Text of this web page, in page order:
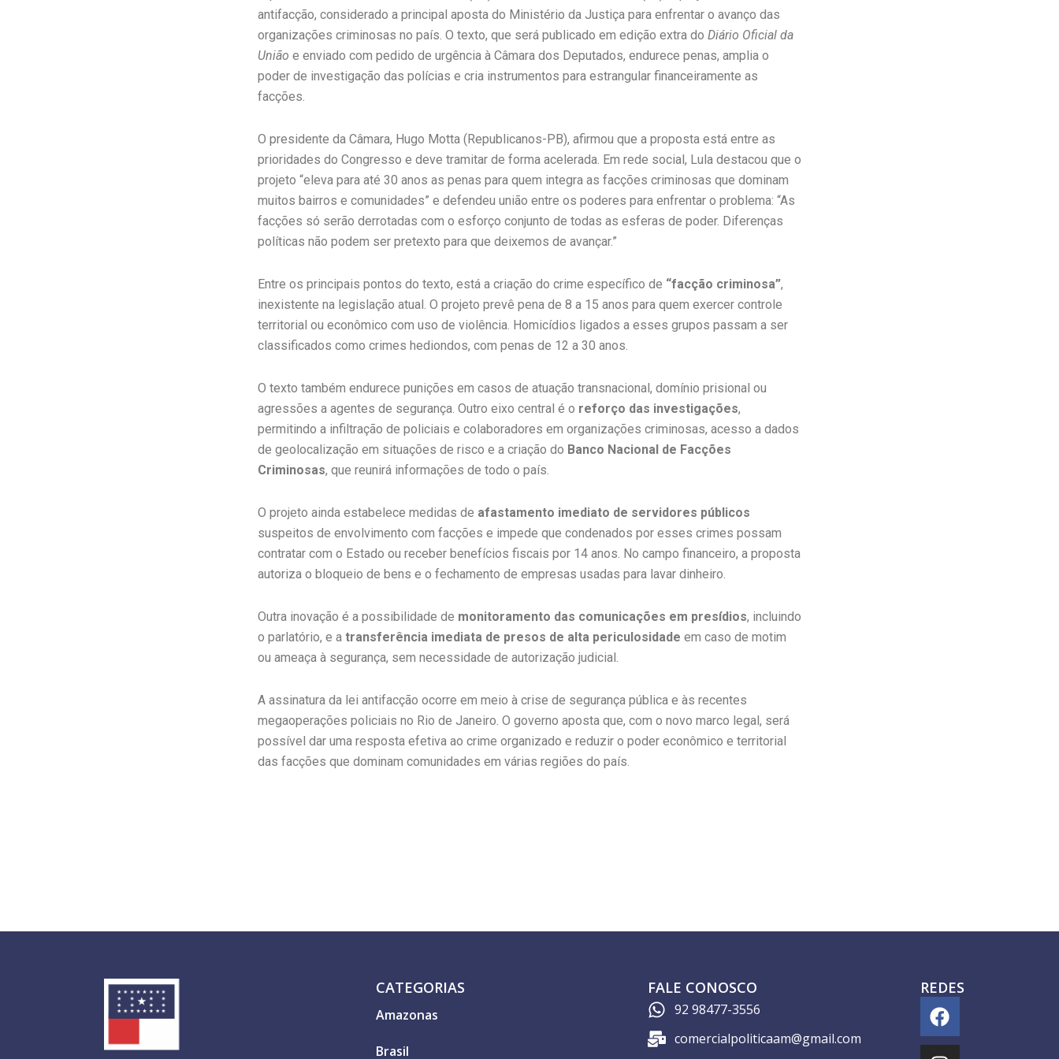
antifacção, considerado a principal aposta do Ministério da Justiça para enfrentar o avanço das
organizações criminosas no país. O texto, que será publicado em edição extra do Diário Oficial da
União e enviado com pedido de urgência à Câmara dos Deputados, endurece penas, amplia o
poder de investigação das polícias e cria instrumentos para estrangular financeiramente as
facções.
O presidente da Câmara, Hugo Motta (Republicanos-PB), afirmou que a proposta está entre as
prioridades do Congresso e deve tramitar de forma acelerada. Em rede social, Lula destacou que o
projeto “eleva para até 30 anos as penas para quem integra as facções criminosas que dominam
muitos bairros e comunidades” e defendeu união entre os poderes para enfrentar o problema: “As
facções só serão derrotadas com o esforço conjunto de todas as esferas de poder. Diferenças
políticas não podem ser pretexto para que deixemos de avançar.”
Entre os principais pontos do texto, está a criação do crime específico de “facção criminosa”,
inexistente na legislação atual. O projeto prevê pena de 8 a 15 anos para quem exercer controle
territorial ou econômico com uso de violência. Homicídios ligados a esses grupos passam a ser
classificados como crimes hediondos, com penas de 12 a 30 anos.
O texto também endurece punições em casos de atuação transnacional, domínio prisional ou
agressões a agentes de segurança. Outro eixo central é o reforço das investigações,
permitindo a infiltração de policiais e colaboradores em organizações criminosas, acesso a dados
de geolocalização em situações de risco e a criação do Banco Nacional de Facções
Criminosas, que reunirá informações de todo o país.
O projeto ainda estabelece medidas de afastamento imediato de servidores públicos
suspeitos de envolvimento com facções e impede que condenados por esses crimes possam
contratar com o Estado ou receber benefícios fiscais por 14 anos. No campo financeiro, a proposta
autoriza o bloqueio de bens e o fechamento de empresas usadas para lavar dinheiro.
Outra inovação é a possibilidade de monitoramento das comunicações em presídios, incluindo
o parlatório, e a transferência imediata de presos de alta periculosidade em caso de motim
ou ameaça à segurança, sem necessidade de autorização judicial.
A assinatura da lei antifacção ocorre em meio à crise de segurança pública e às recentes
megaoperações policiais no Rio de Janeiro. O governo aposta que, com o novo marco legal, será
possível dar uma resposta efetiva ao crime organizado e reduzir o poder econômico e territorial
das facções que dominam comunidades em várias regiões do país.
CATEGORIAS
Amazonas
Brasil
FALE CONOSCO
92 98477-3556
comercialpoliticaam@gmail.com
REDES
F
a
c
I
n
s